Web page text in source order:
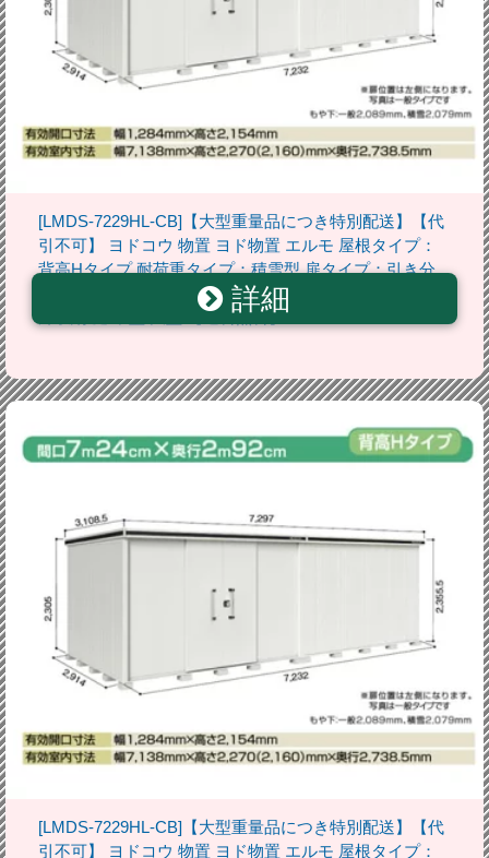
[LMDS-7229HL-CB]【大型重量品につき特別配送】【代
引不可】 ヨドコウ 物置 ヨド物置 エルモ 屋根タイプ：
背高Hタイプ 耐荷重タイプ：積雪型 扉タイプ：引き分
け戸(扉位置：左側） カシミヤベージュ 屋外 収納庫 屋
外収納 庭 中型 大型 【送料無料】
詳細
[LMDS-7229HL-CB]【大型重量品につき特別配送】【代
引不可】 ヨドコウ 物置 ヨド物置 エルモ 屋根タイプ：